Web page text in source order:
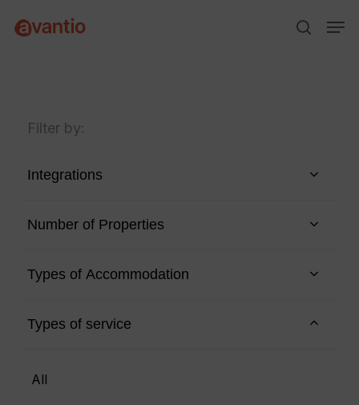
search
Filter by:
Integrations
Number of Properties
Types of Accommodation
Types of service
All